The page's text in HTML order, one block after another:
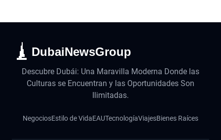
DubaiNewsGroup
Descubre Dubái: Una Maravilla Moderna Donde las
Culturas se Encuentran y las Oportunidades Son
Ilimitadas.
NegociosEstilo de VidaEAUTecnologíaViajesBienes Raíces